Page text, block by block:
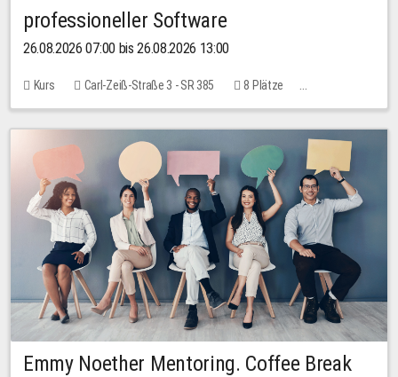
professioneller Software
26.08.2026 07:00 bis 26.08.2026 13:00
Kurs Carl-Zeiß-Straße 3 - SR 385
8 Plätze
20,00 EUR
Emmy Noether Mentoring. Coffee Break